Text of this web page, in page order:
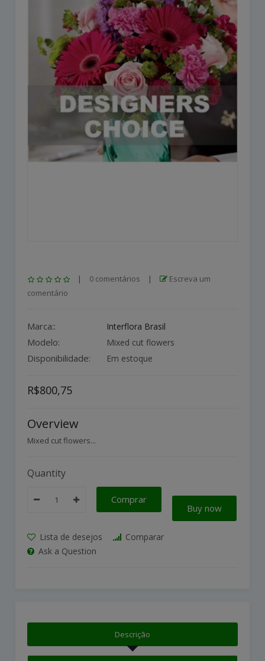
| 0 comentários |
Escreva um
comentário
Marca:: Interflora Brasil
Modelo: Mixed cut flowers
Disponibilidade: Em estoque
R$800,75
Overview
Mixed cut flowers...
Quantity
Comprar
Buy now
Lista de desejos
Comparar
Ask a Question
Descrição